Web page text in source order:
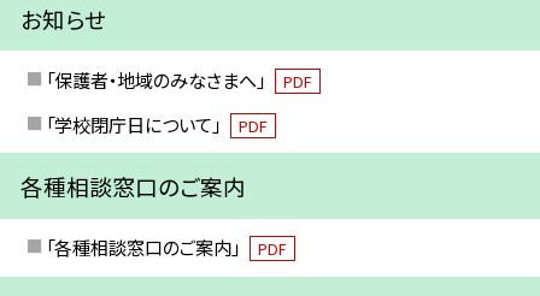
お知らせ
「保護者・地域のみなさまへ」 PDF
「学校閉庁日について」 PDF
各種相談窓口のご案内
「各種相談窓口のご案内」 PDF